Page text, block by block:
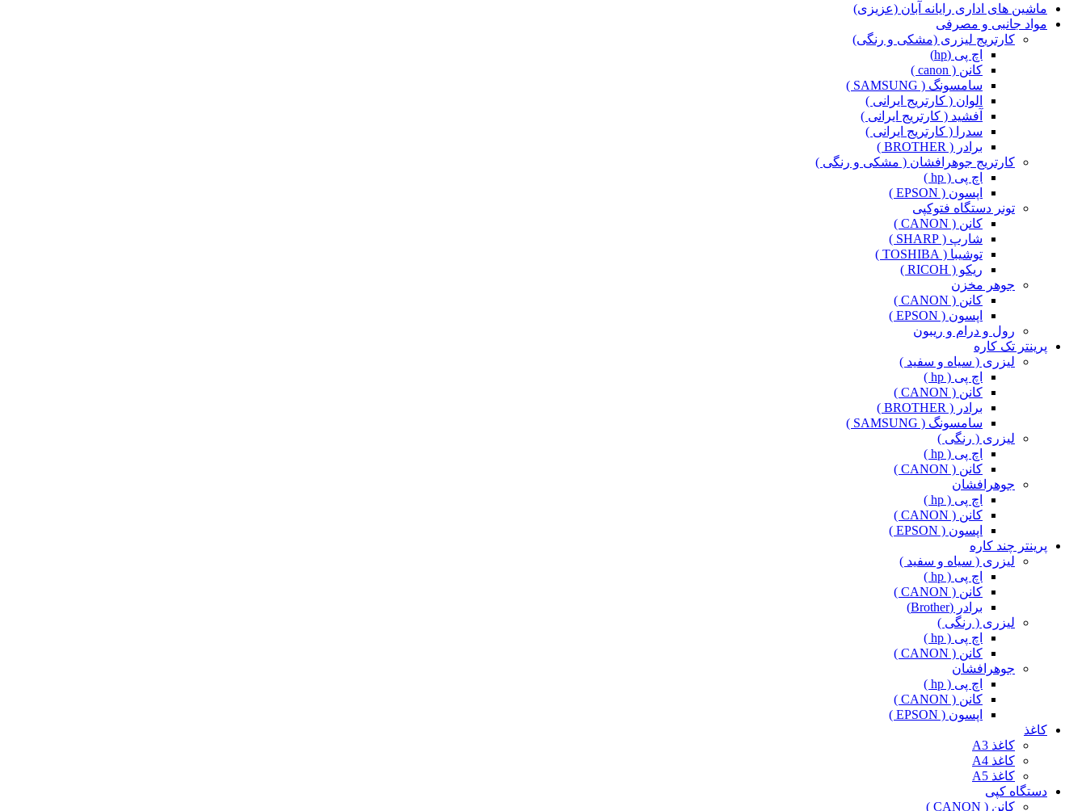
ماشین های اداری رایانه آبان (عزیزی)
مواد جانبی و مصرفی
کارتریج لیزری (مشکی و رنگی)
اچ پی (hp)
کانن ( canon )
سامسونگ ( SAMSUNG )
الوان ( کارتریج ایرانی )
آفشید ( کارتریج ایرانی )
سدرا ( کارتریج ایرانی )
برادر ( BROTHER )
کارتریج جوهرافشان ( مشکی و رنگی )
اچ پی ( hp )
اپسون ( EPSON )
تونر دستگاه فتوکپی
کانن ( CANON )
شارپ ( SHARP )
توشیبا ( TOSHIBA )
ریکو ( RICOH )
جوهر مخزن
کانن ( CANON )
اپسون ( EPSON )
رول و درام و ریبون
پرینتر تک کاره
لیزری ( سیاه و سفید )
اچ پی ( hp )
کانن ( CANON )
برادر ( BROTHER )
سامسونگ ( SAMSUNG )
لیزری ( رنگی )
اچ پی ( hp )
کانن ( CANON )
جوهرافشان
اچ پی ( hp )
کانن ( CANON )
اپسون ( EPSON )
پرینتر چند کاره
لیزری ( سیاه و سفید )
اچ پی ( hp )
کانن ( CANON )
برادر (Brother)
لیزری ( رنگی )
اچ پی ( hp )
کانن ( CANON )
جوهرافشان
اچ پی ( hp )
کانن ( CANON )
اپسون ( EPSON )
کاغذ
کاغذ A3
کاغذ A4
کاغذ A5
دستگاه کپی
کانن ( CANON )